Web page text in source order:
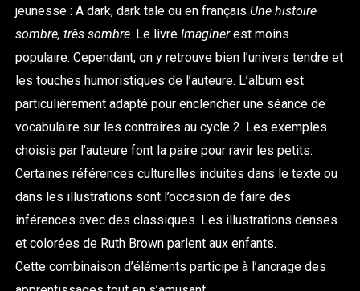
jeunesse : A dark, dark tale ou en français Une histoire
sombre, très sombre. Le livre Imaginerest moins
populaire. Cependant, on y retrouve bien l’univers tendre et
les touches humoristiques de l’auteure. L’album est
particulièrement adapté pour enclencher une séance de
vocabulaire sur les contraires au cycle 2. Les exemples
choisis par l’auteure font la paire pour ravir les petits.
Certaines références culturelles induites dans le texte ou
dans les illustrations sont l’occasion de faire des
inférences avec des classiques. Les illustrations denses
et colorées de Ruth Brown parlent aux enfants.
Cette combinaison d’éléments participe à l’ancrage des